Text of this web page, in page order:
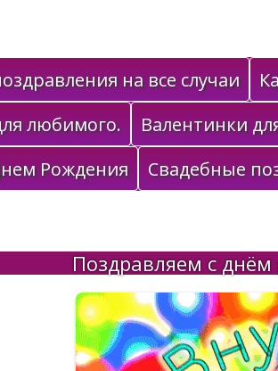
на все случаи
любимого.
Валентинки
Рождения
Свадебные
Поздравляем с